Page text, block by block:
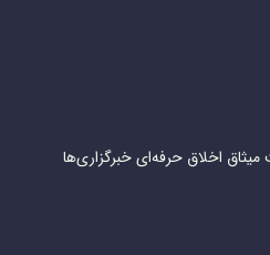
میثاق اخلاق حرفه‌ای خبرگزاری‌ها